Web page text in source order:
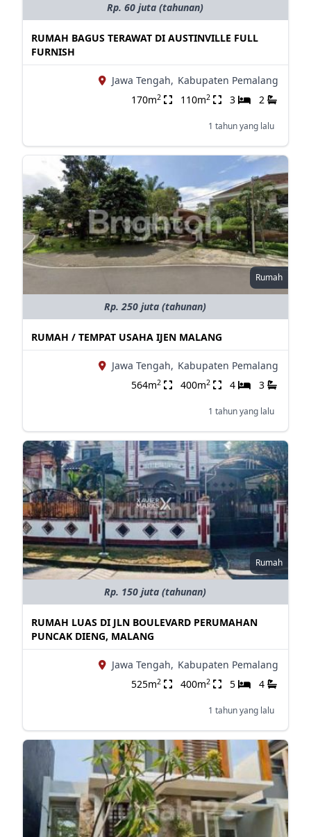
Rp. 60 juta (tahunan)
RUMAH BAGUS TERAWAT DI AUSTINVILLE FULL
FURNISH
Jawa Tengah, Kabupaten Pemalang
170m2 110m2 3 2
1 tahun yang lalu
Rumah
Rp. 250 juta (tahunan)
RUMAH / TEMPAT USAHA IJEN MALANG
Jawa Tengah, Kabupaten Pemalang
564m2 400m2 4 3
1 tahun yang lalu
Rumah
Rp. 150 juta (tahunan)
RUMAH LUAS DI JLN BOULEVARD PERUMAHAN
PUNCAK DIENG, MALANG
Jawa Tengah, Kabupaten Pemalang
525m2 400m2 5 4
1 tahun yang lalu